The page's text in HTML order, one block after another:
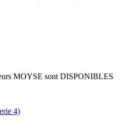
MOYSE sont DISPONIBLES
4)